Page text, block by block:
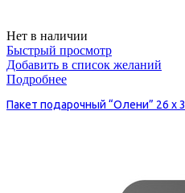
Нет в наличии
Быстрый просмотр
Добавить в список желаний
Подробнее
Пакет подарочный “Олени” 26 х